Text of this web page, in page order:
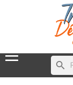
search